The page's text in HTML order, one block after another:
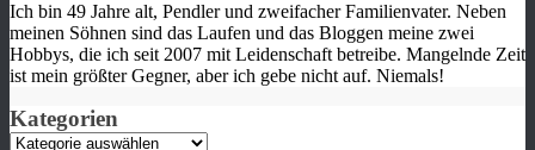
Ich bin 49 Jahre alt, Pendler und zweifacher Familienvater. Neben
meinen Söhnen sind das Laufen und das Bloggen meine zwei
Hobbys, die ich seit 2007 mit Leidenschaft betreibe. Mangelnde Zeit
ist mein größter Gegner, aber ich gebe nicht auf. Niemals!
Kategorien
Kategorien